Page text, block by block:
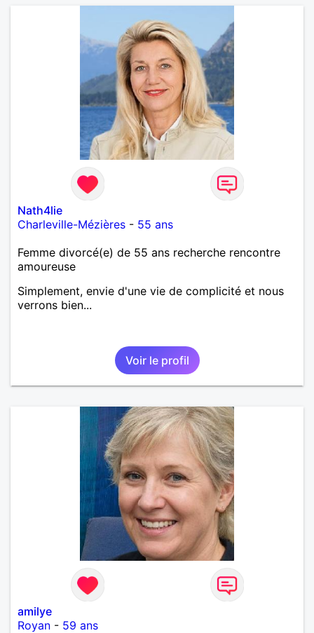
Nath4lie
Charleville-Mézières - 55 ans
Femme divorcé(e) de 55 ans recherche rencontre
amoureuse
Simplement, envie d'une vie de complicité et nous
verrons bien...
Voir le profil
amilye
Royan - 59 ans